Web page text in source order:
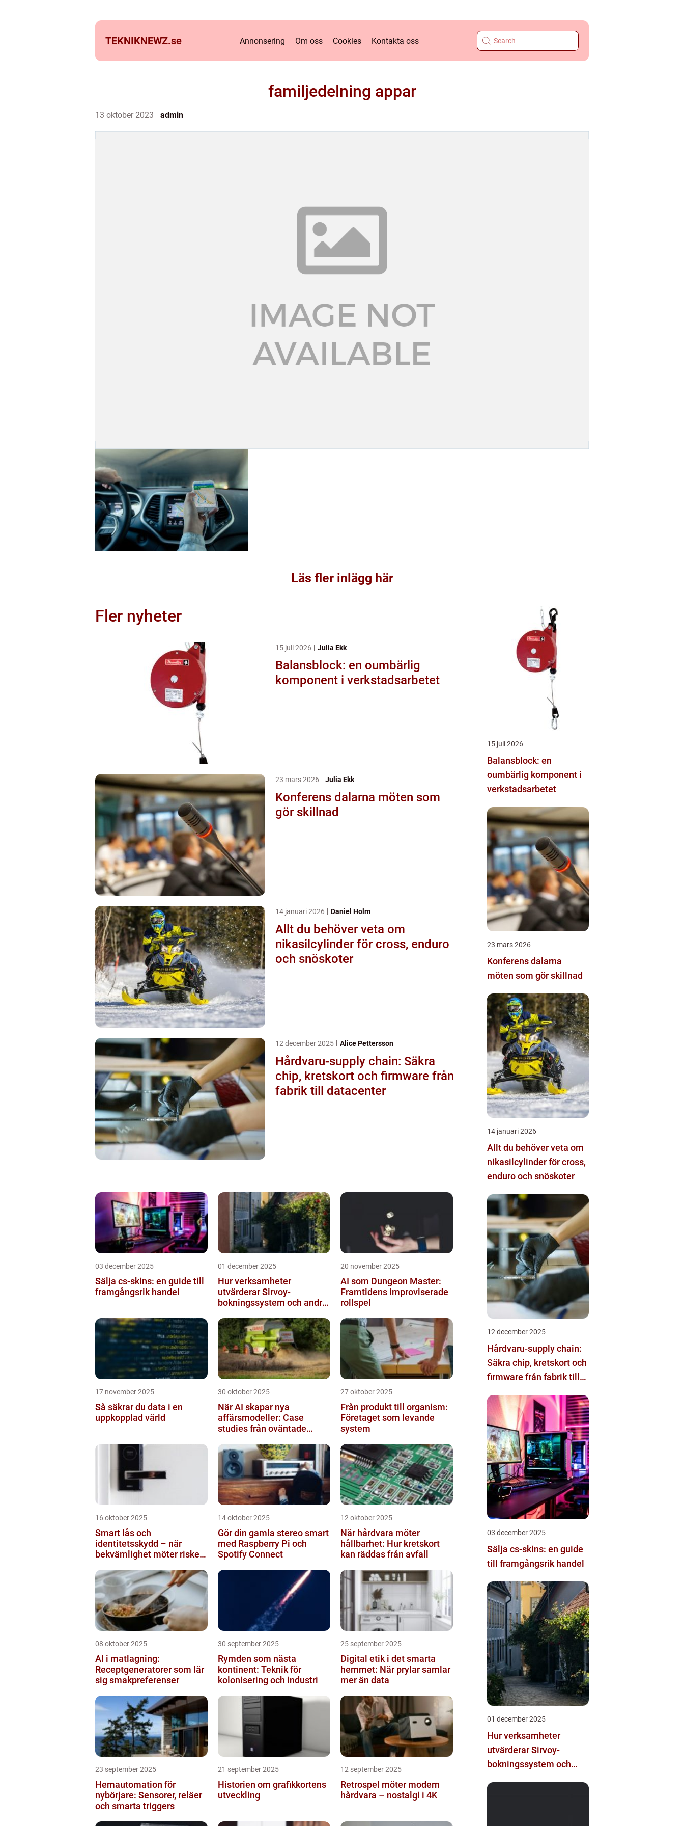
TEKNIKNEWZ.se Annonsering Om oss Cookies Kontakta oss
familjedelning appar
13 oktober 2023 admin
Läs fler inlägg här
Fler nyheter
15 juli 2026 Julia Ekk
Balansblock: en oumbärlig
komponent i verkstadsarbetet
23 mars 2026 Julia Ekk
Konferens dalarna möten som
gör skillnad
14 januari 2026 Daniel Holm
Allt du behöver veta om
nikasilcylinder för cross, enduro
och snöskoter
12 december 2025 Alice Pettersson
Hårdvaru-supply chain: Säkra
chip, kretskort och firmware från
fabrik till datacenter
03 december 2025
Sälja cs-skins: en guide till
framgångsrik handel
01 december 2025
Hur verksamheter
utvärderar Sirvoy-
bokningssystem och andra
20 november 2025
AI som Dungeon Master:
Framtidens improviserade
rollspel
17 november 2025
Så säkrar du data i en
uppkopplad värld
30 oktober 2025
När AI skapar nya
affärsmodeller: Case
studies från oväntade
27 oktober 2025
Från produkt till organism:
Företaget som levande
system
16 oktober 2025
Smart lås och
identitetsskydd – när
bekvämlighet möter risker
14 oktober 2025
Gör din gamla stereo smart
med Raspberry Pi och
Spotify Connect
12 oktober 2025
När hårdvara möter
hållbarhet: Hur kretskort
kan räddas från avfall
08 oktober 2025
AI i matlagning:
Receptgeneratorer som lär
sig smakpreferenser
30 september 2025
Rymden som nästa
kontinent: Teknik för
kolonisering och industri
25 september 2025
Digital etik i det smarta
hemmet: När prylar samlar
mer än data
23 september 2025
Hemautomation för
nybörjare: Sensorer, reläer
och smarta triggers
21 september 2025
Historien om grafikkortens
utveckling
12 september 2025
Retrospel möter modern
hårdvara – nostalgi i 4K
15 juli 2026
Balansblock: en
oumbärlig komponent i
verkstadsarbetet
23 mars 2026
Konferens dalarna
möten som gör skillnad
14 januari 2026
Allt du behöver veta om
nikasilcylinder för cross,
enduro och snöskoter
12 december 2025
Hårdvaru-supply chain:
Säkra chip, kretskort och
firmware från fabrik till
03 december 2025
Sälja cs-skins: en guide
till framgångsrik handel
01 december 2025
Hur verksamheter
utvärderar Sirvoy-
bokningssystem och